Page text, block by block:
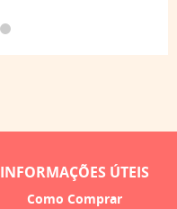
INFORMAÇÕES ÚTEIS
Como Comprar